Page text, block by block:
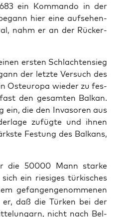
ein Kom­man­do in der
hier eine auf­se­hen­
nahm er an der Rücker­
ersten Schlacht­en­sieg
der let­zte Ver­such des
Osteu­ropa wieder zu fes­
den gesamten Balkan.
ein, die den Inva­soren aus
zufügte und ihnen
Fes­tung des Balka­ns,
die 50000 Mann starke
ein riesiges türkisches
gefan­gengenomme­nen
daß die Türken bei der
nicht nach Bel­